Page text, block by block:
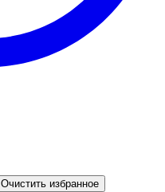
Очистить избранное